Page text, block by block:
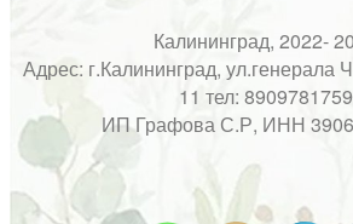
Калининград, 2022-
Адрес: г.Калининград, ул.генерала
11 тел:
ИП Графова С.Р, ИНН